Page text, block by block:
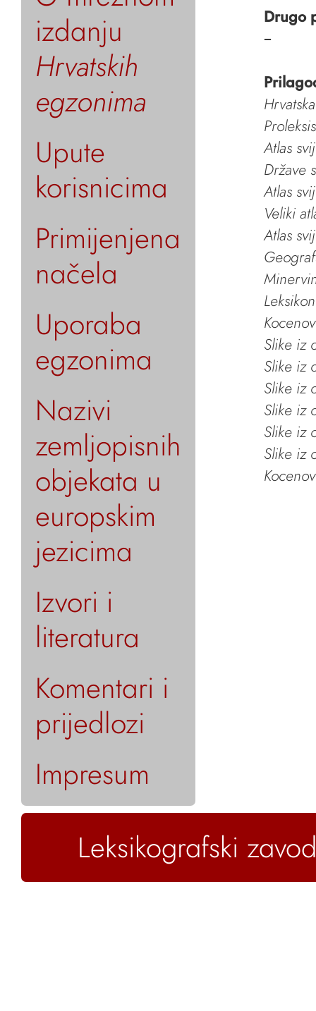
izdanju
Hrvatskih
egzonima
Upute
korisnicima
Primijenjena
načela
Uporaba
egzonima
Nazivi
zemljopisnih
objekata u
europskim
jezicima
Izvori i
literatura
Komentari i
prijedlozi
Impresum
Drugo
–
Atlas
Države
Atlas
Veliki
Atlas
Slike iz
Slike iz
Slike iz
Slike iz
Slike iz
Slike iz
Leksikografski